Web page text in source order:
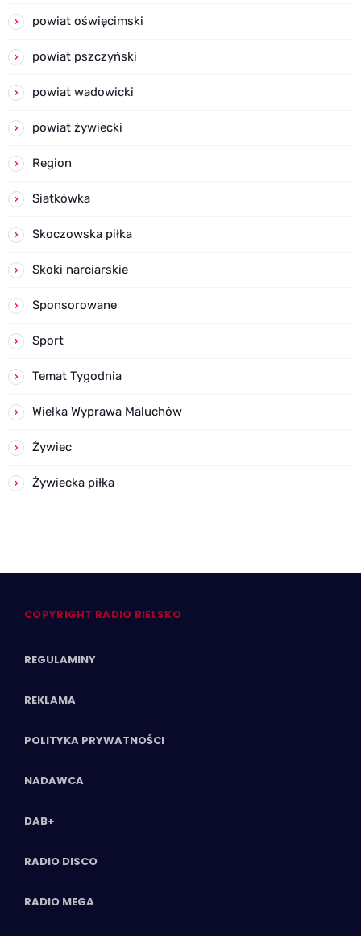
powiat oświęcimski
powiat pszczyński
powiat wadowicki
powiat żywiecki
Region
Siatkówka
Skoczowska piłka
Skoki narciarskie
Sponsorowane
Sport
Temat Tygodnia
Wielka Wyprawa Maluchów
Żywiec
Żywiecka piłka
COPYRIGHT RADIO BIELSKO
REGULAMINY
REKLAMA
POLITYKA PRYWATNOŚCI
NADAWCA
DAB+
RADIO DISCO
RADIO MEGA